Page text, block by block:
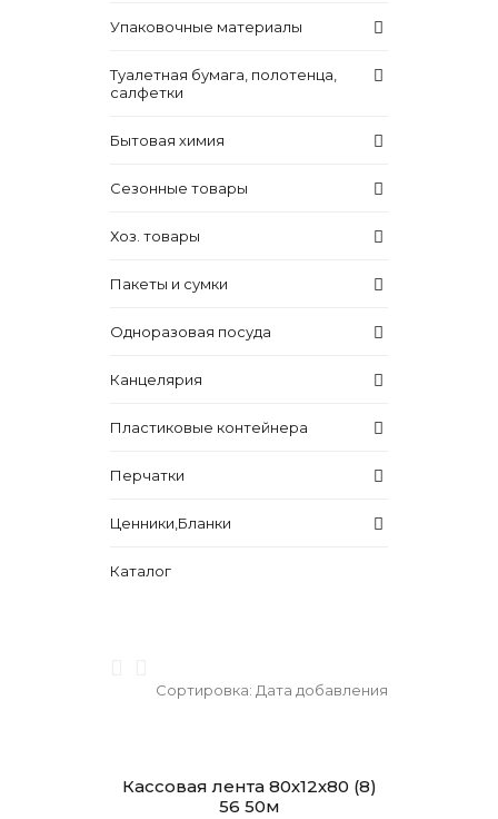
Упаковочные материалы
Туалетная бумага, полотенца,
салфетки
Бытовая химия
Сезонные товары
Хоз. товары
Пакеты и сумки
Одноразовая посуда
Канцелярия
Пластиковые контейнера
Перчатки
Ценники,Бланки
Каталог
Сортировка: Дата добавления
Кассовая лента 80х12х80 (8)
56 50м